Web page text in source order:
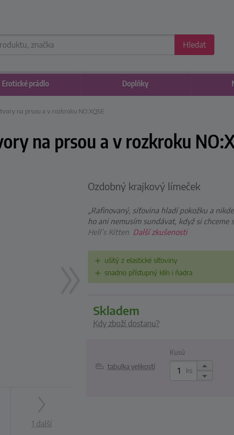
Hledat
na prsou a v rozkroku NO:XQSE
na prsou a v rozkroku
1 další
Ozdobný krajkový límeček
„Rafinovaný, síťovina hladí pokožku a
ho ani nemusím sundávat, když si
Hell’s Kitten Další zkušenosti
ušitý z elastické síťoviny
snadno přístupný klín i ňadra
skladem
Kdy zboží dostanu?
tabulka velikostí
Kusů
ks
Doplňky
Erotické prádlo